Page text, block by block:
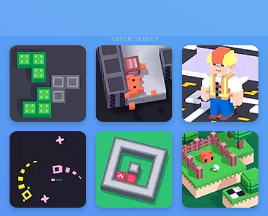
ADVERTISEMENT